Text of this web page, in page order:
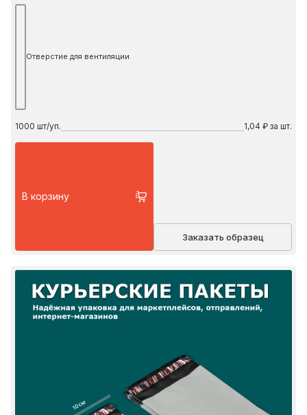
Отверстие для вентиляции
1000 шт/уп. 1,04 ₽ за шт.
В корзину
Заказать образец
10 см